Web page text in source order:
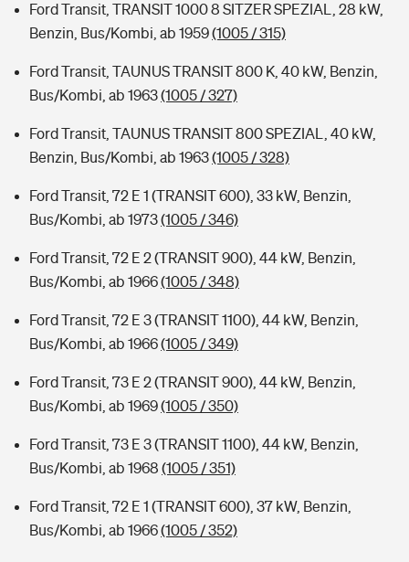
Ford Transit, TRANSIT 1000 8 SITZER SPEZIAL, 28 kW,
Benzin, Bus/Kombi, ab 1959(1005 / 315)
Ford Transit, TAUNUS TRANSIT 800 K, 40 kW, Benzin,
Bus/Kombi, ab 1963(1005 / 327)
Ford Transit, TAUNUS TRANSIT 800 SPEZIAL, 40 kW,
Benzin, Bus/Kombi, ab 1963(1005 / 328)
Ford Transit, 72 E 1 (TRANSIT 600), 33 kW, Benzin,
Bus/Kombi, ab 1973(1005 / 346)
Ford Transit, 72 E 2 (TRANSIT 900), 44 kW, Benzin,
Bus/Kombi, ab 1966(1005 / 348)
Ford Transit, 72 E 3 (TRANSIT 1100), 44 kW, Benzin,
Bus/Kombi, ab 1966(1005 / 349)
Ford Transit, 73 E 2 (TRANSIT 900), 44 kW, Benzin,
Bus/Kombi, ab 1969(1005 / 350)
Ford Transit, 73 E 3 (TRANSIT 1100), 44 kW, Benzin,
Bus/Kombi, ab 1968 (1005 / 351)
Ford Transit, 72 E 1 (TRANSIT 600), 37 kW, Benzin,
Bus/Kombi, ab 1966(1005 / 352)